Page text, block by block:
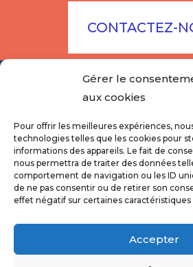
Gérer le
aux cookies
Pour offrir les meilleures expériences,
technologies telles que les cookies pour
informations des appareils. Le fait de
nous permettra de traiter des données
comportement de navigation ou les ID
de ne pas consentir ou de retirer son
effet négatif sur certaines
Accepter
CONTACTEZ-